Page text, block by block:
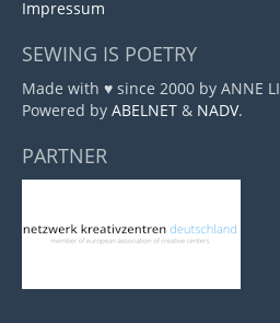
Impressum
SEWING IS POETRY
Made with ♥ since 2000 by ANNE
Powered by ABELNET & NADV.
PARTNER